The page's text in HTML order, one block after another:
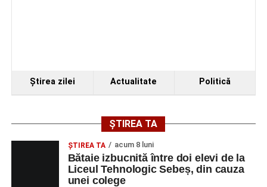
Ştirea zilei Actualitate Politică
ȘTIREA TA
ŞTIREA TA acum 8 luni
Bătaie izbucnită între doi elevi de la
Liceul Tehnologic Sebeș, din cauza
unei colege